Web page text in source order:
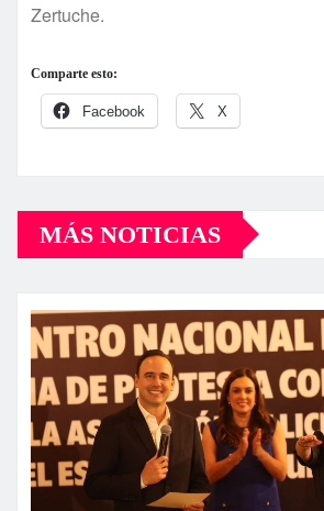
Zertuche.
Comparte esto:
Facebook X
MÁS NOTICIAS